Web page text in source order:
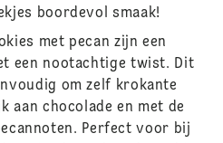
boordevol smaak!
met pecan zijn een
een nootachtige twist. Dit
om zelf krokante
aan chocolade en met de
Perfect voor bij